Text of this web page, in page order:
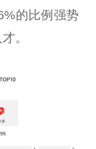
的比例强势
。